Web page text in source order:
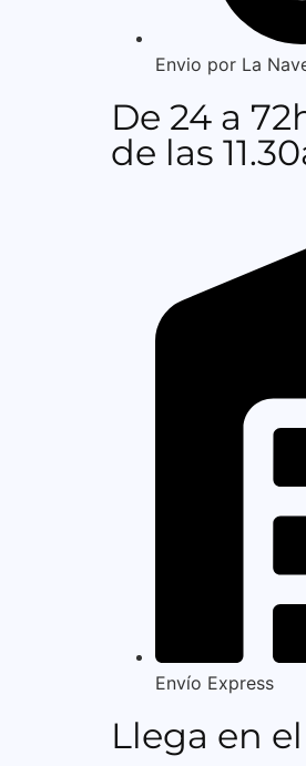
Envio por La
De 24 a
de las
Envío Express
Llega en